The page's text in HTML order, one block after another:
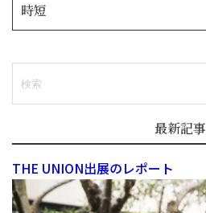
時短
最新記事
THE UNION出展のレポート